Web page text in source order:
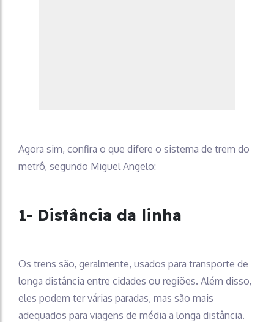
Agora sim, confira o que difere o sistema de trem do
metrô, segundo Miguel Angelo:
1- Distância da linha
Os trens são, geralmente, usados para transporte de
longa distância entre cidades ou regiões. Além disso,
eles podem ter várias paradas, mas são mais
adequados para viagens de média a longa distância.